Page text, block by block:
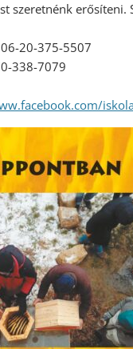
szeretnénk
20-375-5507
338-7079